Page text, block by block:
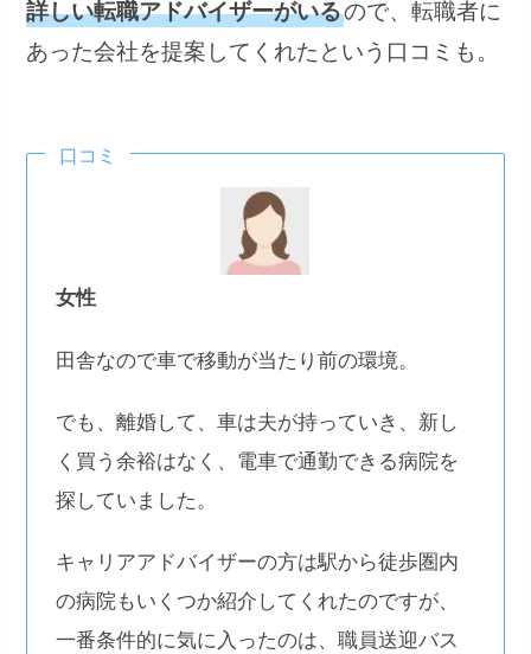
詳しい転職アドバイザーがいるので、転職者に
あった会社を提案してくれたという口コミも。
口コミ
女性
田舎なので車で移動が当たり前の環境。
でも、離婚して、車は夫が持っていき、新し
く買う余裕はなく、電車で通勤できる病院を
探していました。
キャリアアドバイザーの方は駅から徒歩圏内
の病院もいくつか紹介してくれたのですが、
一番条件的に気に入ったのは、職員送迎バス